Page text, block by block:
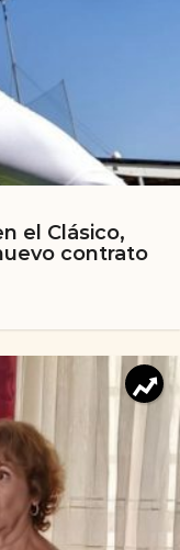
el Clásico,
contrato